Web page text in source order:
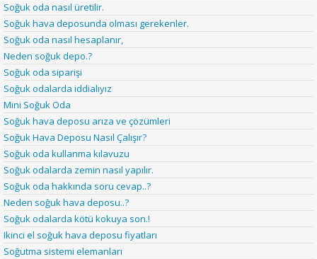
Soğuk oda nasıl üretilir.
Soğuk hava deposunda olması gerekenler.
Soğuk oda nasıl hesaplanır,
Neden soğuk depo.?
Soğuk oda siparişi
Soğuk odalarda iddialıyız
Mini Soğuk Oda
Soğuk hava deposu arıza ve çözümleri
Soğuk Hava Deposu Nasıl Çalışır?
Soğuk oda kullanma kılavuzu
Soğuk odalarda zemin nasıl yapılır.
Soğuk oda hakkında soru cevap..?
Neden soğuk hava deposu..?
Soğuk odalarda kötü kokuya son.!
Ikinci el soğuk hava deposu fiyatları
Soğutma sistemi elemanları